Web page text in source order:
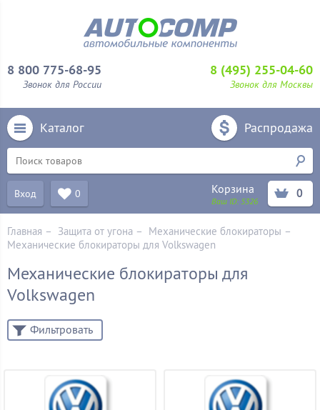
8 800 775-68-95
Звонок для России
8 (495) 255-04-60
Звонок для Москвы
Каталог Распродажа
Вход 0 Корзина
Ваш ID: 5326
0
Главная – Защита от угона – Механические блoкираторы –
Механические блокираторы для Volkswagen
Механические блокираторы для
Volkswagen
Фильтровать